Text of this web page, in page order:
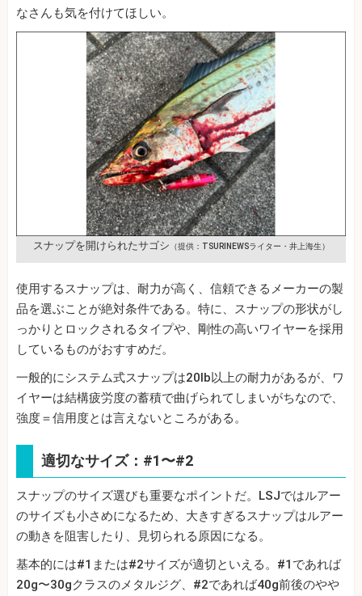
なさんも気を付けてほしい。
スナップを開けられたサゴシ （提供：TSURINEWSライター・井上海生）
使用するスナップは、耐力が高く、信頼できるメーカーの製
品を選ぶことが絶対条件である。特に、スナップの形状がし
っかりとロックされるタイプや、剛性の高いワイヤーを採用
しているものがおすすめだ。
一般的にシステム式スナップは20lb以上の耐力があるが、ワ
イヤーは結構疲労度の蓄積で曲げられてしまいがちなので、
強度＝信用度とは言えないところがある。
適切なサイズ：#1〜#2
スナップのサイズ選びも重要なポイントだ。LSJではルアー
のサイズも小さめになるため、大きすぎるスナップはルアー
の動きを阻害したり、見切られる原因になる。
基本的には#1または#2サイズが適切といえる。#1であれば
20g〜30gクラスのメタルジグ、#2であれば40g前後のやや